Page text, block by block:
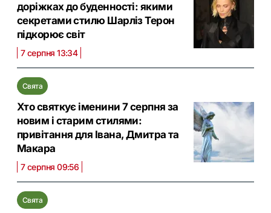
доріжках до буденності: якими
секретами стилю Шарліз Терон
підкорює світ
7 серпня 13:34
Свята
Хто святкує іменини 7 серпня за
новим і старим стилями:
привітання для Івана, Дмитра та
Макара
7 серпня 09:56
Свята